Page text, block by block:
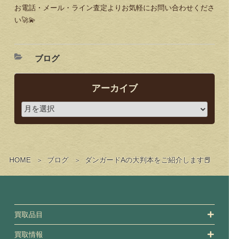
HOME ブログ ダンガードAの大判本をご紹介します📕
お電話・メール・ライン査定よりお気軽にお問い合わせくださ
い🚀💫
ブログ
アーカイブ
買取品目
買取情報